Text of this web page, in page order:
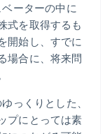
ーターの中に
式を取得するも
開始し、すでに
場合に、将来問
っくりとした、
プにとっては素